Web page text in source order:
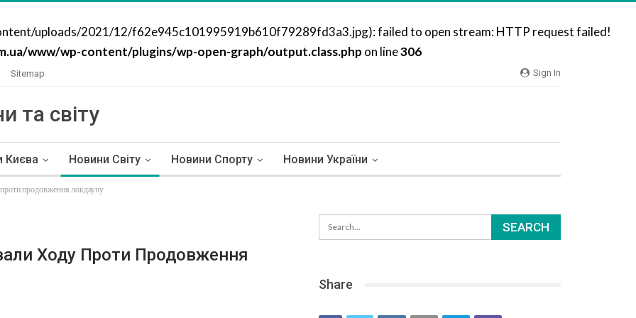
uploads/2021/12/f62e945c101995919b610f79289fd3a3.jpg): failed to open stream: HTTP request failed!
www/wp-content/plugins/wp-open-graph/output.class.php on line306
Sign In
Sitemap
та світу
Києва Новини Світу Новини Спорту Новини України
продовження локдауну
Ходу Проти Продовження
Share